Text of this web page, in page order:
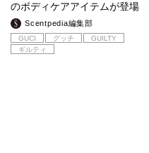
のボディケアアイテムが登場
Scentpedia編集部
GUCI グッチ
GUILTY
ギルティ